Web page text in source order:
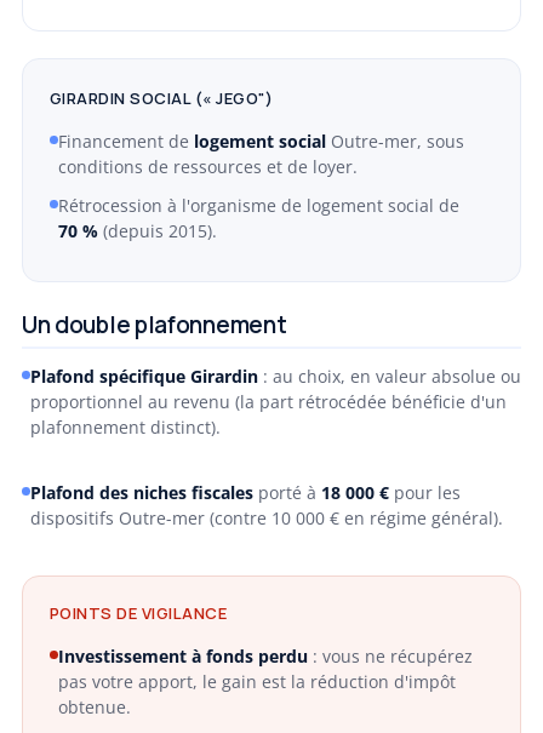
GIRARDIN SOCIAL (« JEGO")
Financement de logement socialOutre-mer, sous
conditions de ressources et de loyer.
Rétrocession à l'organisme de logement social de
70 %(depuis 2015).
Un double plafonnement
Plafond spécifique Girardin: au choix, en valeur absolue ou
proportionnel au revenu (la part rétrocédée bénéficie d'un
plafonnement distinct).
Plafond des niches fiscalesporté à 18 000 €pour les
dispositifs Outre-mer (contre 10 000 € en régime général).
POINTS DE VIGILANCE
Investissement à fonds perdu: vous ne récupérez
pas votre apport, le gain est la réduction d'impôt
obtenue.